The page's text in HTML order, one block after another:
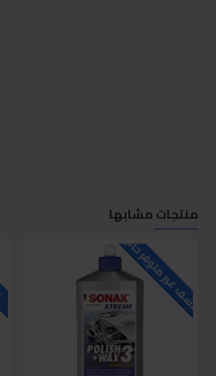
منتجات مشابها
للاسف غير متوفر حاليا